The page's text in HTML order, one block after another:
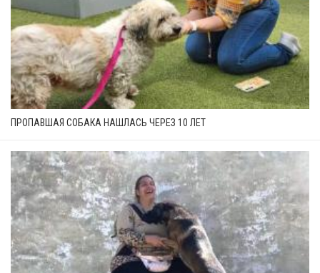
ПРОПАВШАЯ СОБАКА НАШЛАСЬ ЧЕРЕЗ 10 ЛЕТ